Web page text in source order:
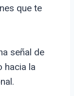
que te
señal de
hacia la